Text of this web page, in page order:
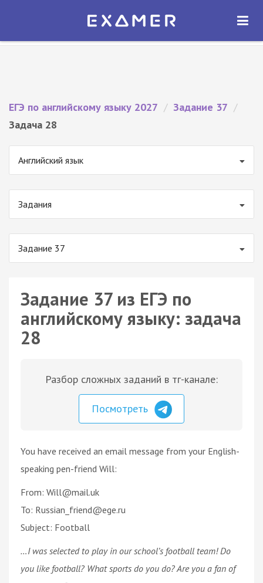
Экзамер — ЕГЭ 2027
ОТКРЫТЬ
ЕГЭ по английскому языку 2027 / Задание 37 /
Задача 28
Английский язык
Задания
Задание 37
Задание 37 из ЕГЭ по
английскому языку: задача
28
Разбор сложных заданий в тг-канале:
Посмотреть
You have received an email message from your English-
speaking pen-friend Will:
From: Will@mail.uk
To: Russian_friend@ege.ru
Subject: Football
…I was selected to play in our school’s football team! Do
you like football? What sports do you do? Are you a fan of